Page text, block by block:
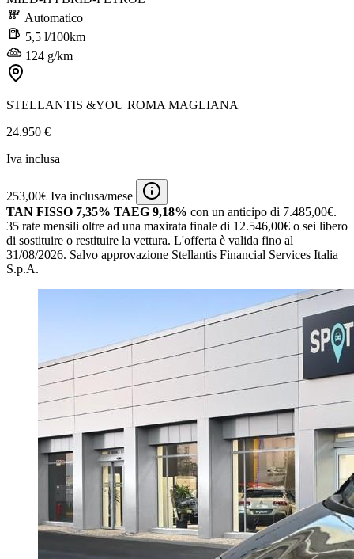
Automatico
5,5 l/100km
124 g/km
STELLANTIS &YOU ROMA MAGLIANA
24.950 €
Iva inclusa
253,00€ Iva inclusa/mese
TAN FISSO 7,35% TAEG 9,18% con un anticipo di 7.485,00€.
35 rate mensili oltre ad una maxirata finale di 12.546,00€ o sei libero
di sostituire o restituire la vettura. L'offerta è valida fino al
31/08/2026. Salvo approvazione Stellantis Financial Services Italia
S.p.A.